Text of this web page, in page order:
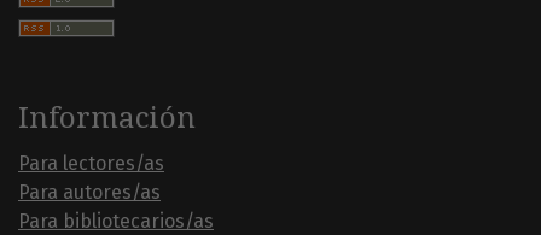
Información
Para lectores/as
Para autores/as
Para bibliotecarios/as